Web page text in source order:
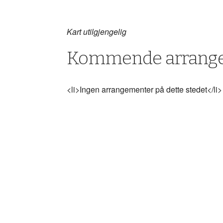
Kart utilgjengelig
Kommende
<li>Ingen arrangementer på dette stedet</li>